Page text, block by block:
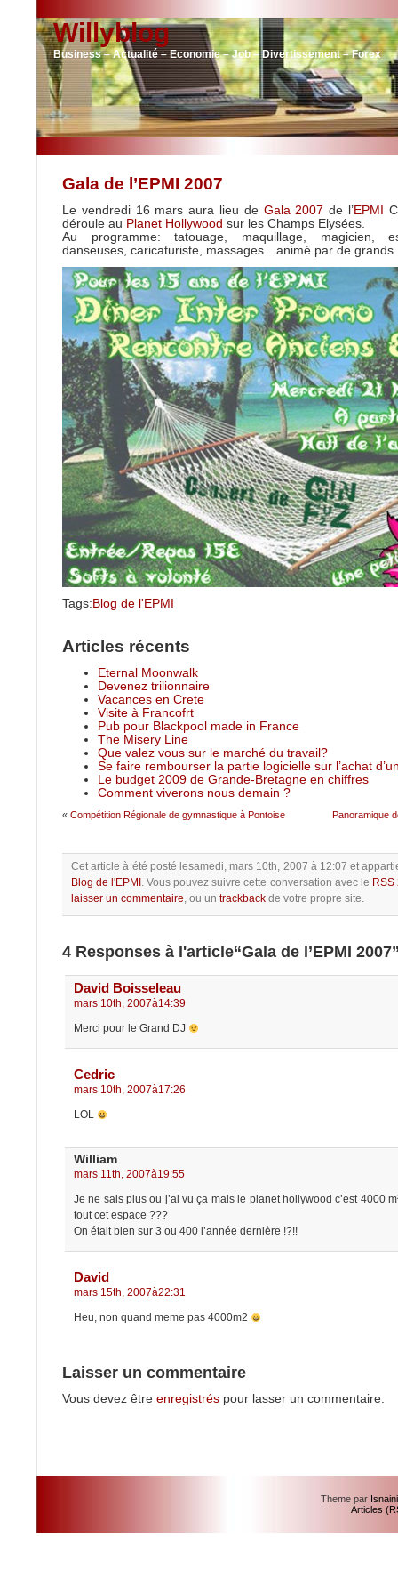
Willyblog
Business – Actualité – Economie – Job – Divertissement – Forex
Gala de l’EPMI 2007
Le vendredi 16 mars aura lieu de Gala 2007 de l’EPMI
déroule au Planet Hollywood sur les Champs Elysées.
Au programme: tatouage, maquillage, magicien,
danseuses, caricaturiste, massages…animé par de grands
Tags: Blog de l'EPMI
Articles récents
Eternal Moonwalk
Devenez trilionnaire
Vacances en Crete
Visite à Francofrt
Pub pour Blackpool made in France
The Misery Line
Que valez vous sur le marché du travail?
Se faire rembourser la partie logicielle sur l’achat
Le budget 2009 de Grande-Bretagne en chiffres
Comment viverons nous demain ?
« Compétition Régionale de gymnastique à Pontoise Panoramique
Cet article à été posté lesamedi, mars 10th, 2007 à 12:07et
Blog de l'EPMI .Vous pouvez suivre cette conversation avec le RSS
laisser un commentaire, ou un trackback de votre propre site.
4 Responses à l'article“Gala de l’EPMI
David Boisseleau
mars 10th, 2007à14:39
Merci pour le Grand DJ
Cedric
mars 10th, 2007à17:26
LOL
William
mars 11th, 2007à19:55
Je ne sais plus ou j’ai vu ça mais le planet hollywood c’est 4000
tout cet espace ???
On était bien sur 3 ou 400 l’année dernière !?!!
David
mars 15th, 2007à22:31
Heu, non quand meme pas 4000m2
Laisser un commentaire
Vous devez être enregistrés pour lasser un commentaire.
Theme par
Articles